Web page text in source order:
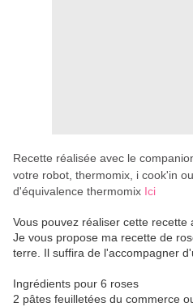
Recette réalisée avec le
votre robot, thermomix, i cook'in
d'équivalence thermomix Ici
Vous pouvez réaliser cette recette
Je vous propose ma recette de
terre. Il suffira de l'accompagner
Ingrédients pour 6 roses
2 pâtes feuilletées du commerce